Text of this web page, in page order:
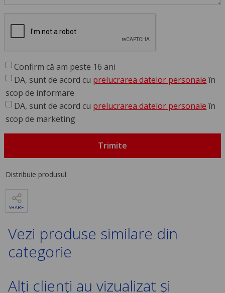
Confirm că am peste 16 ani
DA, sunt de acord cu prelucrarea datelor personale în
scop de informare
DA, sunt de acord cu prelucrarea datelor personale în
scop de marketing
Trimite
Distribuie produsul:
SHARE
Vezi produse similare din
categorie
Alți clienți au vizualizat și